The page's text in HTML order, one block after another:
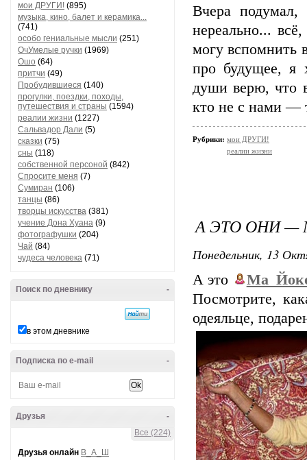
мои ДРУГИ! (895)
музыка, кино, балет и керамика...
(741)
особо гениальные мысли (251)
ОчУмелые ручки (1969)
Ошо (64)
притчи (49)
Пробудившиеся (140)
прогулки, поездки, походы,
путешествия и страны (1594)
реалии жизни (1227)
Сальвадор Дали (5)
сказки (75)
сны (118)
собственной персоной (842)
Спросите меня (7)
Сумиран (106)
танцы (86)
творцы искусства (381)
учение Дона Хуана (9)
фотографушки (204)
Чай (84)
чудеса человека (71)
-
Поиск по дневнику
в этом дневнике
-
Подписка по e-mail
-
Друзья
Все (224)
Друзья онлайн В_А_Ш
Вчера
нереально...
могу
про будущее, я
души верю, что
кто не с нами —
Рубрики: мои ДРУГИ!
реалии жизни
А ЭТО ОНИ
Понедельник, 13
А это
Посмотрите,
одеяльце,